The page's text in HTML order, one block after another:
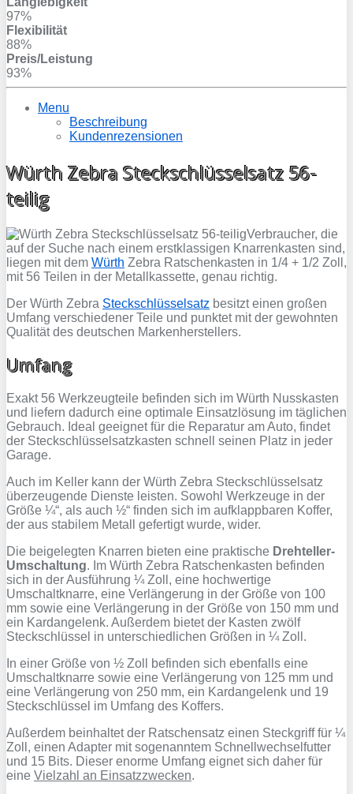
97%
Flexibilität
88%
Preis/Leistung
93%
Menu
Beschreibung
Kundenrezensionen
Würth Zebra Steckschlüsselsatz 56-
teilig
Verbraucher, die
auf der Suche nach einem erstklassigen Knarrenkasten sind,
liegen mit dem Würth Zebra Ratschenkasten in 1/4 + 1/2 Zoll,
mit 56 Teilen in der Metallkassette, genau richtig.
Der Würth Zebra Steckschlüsselsatz besitzt einen großen
Umfang verschiedener Teile und punktet mit der gewohnten
Qualität des deutschen Markenherstellers.
Umfang
Exakt 56 Werkzeugteile befinden sich im Würth Nusskasten
und liefern dadurch eine optimale Einsatzlösung im täglichen
Gebrauch. Ideal geeignet für die Reparatur am Auto, findet
der Steckschlüsselsatzkasten schnell seinen Platz in jeder
Garage.
Auch im Keller kann der Würth Zebra Steckschlüsselsatz
überzeugende Dienste leisten. Sowohl Werkzeuge in der
Größe ¼“, als auch ½“ finden sich im aufklappbaren Koffer,
der aus stabilem Metall gefertigt wurde, wider.
Die beigelegten Knarren bieten eine praktische Drehteller-
Umschaltung. Im Würth Zebra Ratschenkasten befinden
sich in der Ausführung ¼ Zoll, eine hochwertige
Umschaltknarre, eine Verlängerung in der Größe von 100
mm sowie eine Verlängerung in der Größe von 150 mm und
ein Kardangelenk. Außerdem bietet der Kasten zwölf
Steckschlüssel in unterschiedlichen Größen in ¼ Zoll.
In einer Größe von ½ Zoll befinden sich ebenfalls eine
Umschaltknarre sowie eine Verlängerung von 125 mm und
eine Verlängerung von 250 mm, ein Kardangelenk und 19
Steckschlüssel im Umfang des Koffers.
Außerdem beinhaltet der Ratschensatz einen Steckgriff für ¼
Zoll, einen Adapter mit sogenanntem Schnellwechselfutter
und 15 Bits. Dieser enorme Umfang eignet sich daher für
eine Vielzahl an Einsatzzwecken.